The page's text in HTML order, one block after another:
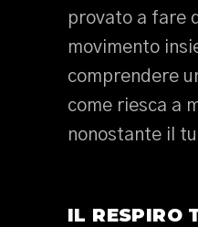
provato a fare
movimento
comprendere
come riesca a
nonostante il
IL RESPIRO